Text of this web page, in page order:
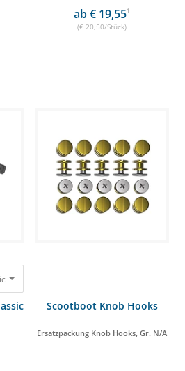
ab € 19,551
(€ 20,50/Stück)
(1 Stück) Black, Gr. 0 117,00 €
Scootboot Knob Hooks
Ersatzpackung Knob Hooks, Gr. N/A